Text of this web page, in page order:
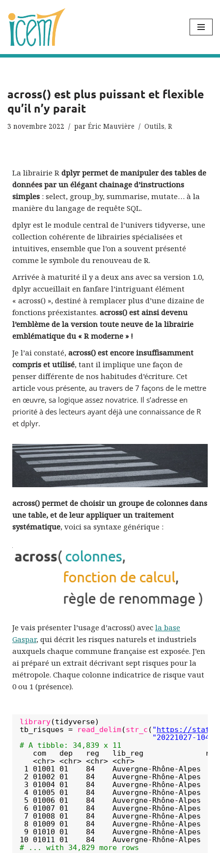
Aller
au
across() est plus puissant et flexible
qu’il n’y parait
3 novembre 2022 par Éric Mauvière Outils, R
La librairie R dplyr permet de manipuler des tables de
données par un élégant chainage d’instructions
simples : select, group_by, summarise, mutate… à la
manière du langage de requête SQL.
dplyr est le module central de l’univers tidyverse, une
collection cohérente de librairies spécialisées et
intuitives, ensemble que l’on a souvent présenté
comme le symbole du renouveau de R.
Arrivée à maturité il y a deux ans avec sa version 1.0,
dplyr accueillait en fanfare l’intriguant élément
« across() », destiné à remplacer plus d’une dizaine de
fonctions préexistantes. across() est ainsi devenu
l’emblème de la version toute neuve de la librairie
emblématique du « R moderne » !
Je l’ai constaté, across() est encore insuffisamment
compris et utilisé, tant il implique une façon de
penser différente de nos habitudes d’écriture. Cet
article vous présente, au travers de 7 façons de le mettre
en œuvre, sa logique assez novatrice. Il s’adresse en
priorité à des lecteurs ayant déjà une connaissance de R
et dplyr.
across() permet de choisir un groupe de colonnes dans
une table, et de leur appliquer un traitement
systématique, voici sa syntaxe générique :
Je vais présenter l’usage d’across() avec la base
Gaspar, qui décrit les risques naturels et industriels
auxquels chaque commune française est exposée. J’en
ai préparé un extrait décrivant sept risques pour la
métropole. Chaque colonne indicatrice de risque vaut
0 ou 1 (présence).
library(tidyverse)
tb_risques =
read_delim(str_c ( "https://
"20221027-
# A tibble: 34,839 x 11
com   dep   reg   lib_reg
<chr> <chr> <chr> <chr>
1 01001 01    84    Auvergne-Rhône-Alpes
2 01002 01    84    Auvergne-Rhône-Alpes
3 01004 01    84    Auvergne-Rhône-Alpes
4 01005 01    84    Auvergne-Rhône-Alpes
5 01006 01    84    Auvergne-Rhône-Alpes
6 01007 01    84    Auvergne-Rhône-Alpes
7 01008 01    84    Auvergne-Rhône-Alpes
8 01009 01    84    Auvergne-Rhône-Alpes
9 01010 01    84    Auvergne-Rhône-Alpes
10 01011 01    84    Auvergne-Rhône-Alpes
# ... with 34,829 more rows